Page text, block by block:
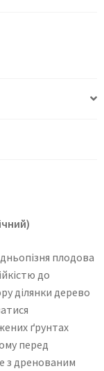
плодова
до
ділянки дерево
ґрунтах
перед
з дренованим